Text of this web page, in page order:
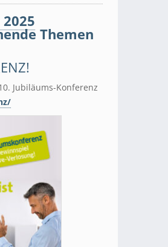
Themen
Jubiläums-Konferenz